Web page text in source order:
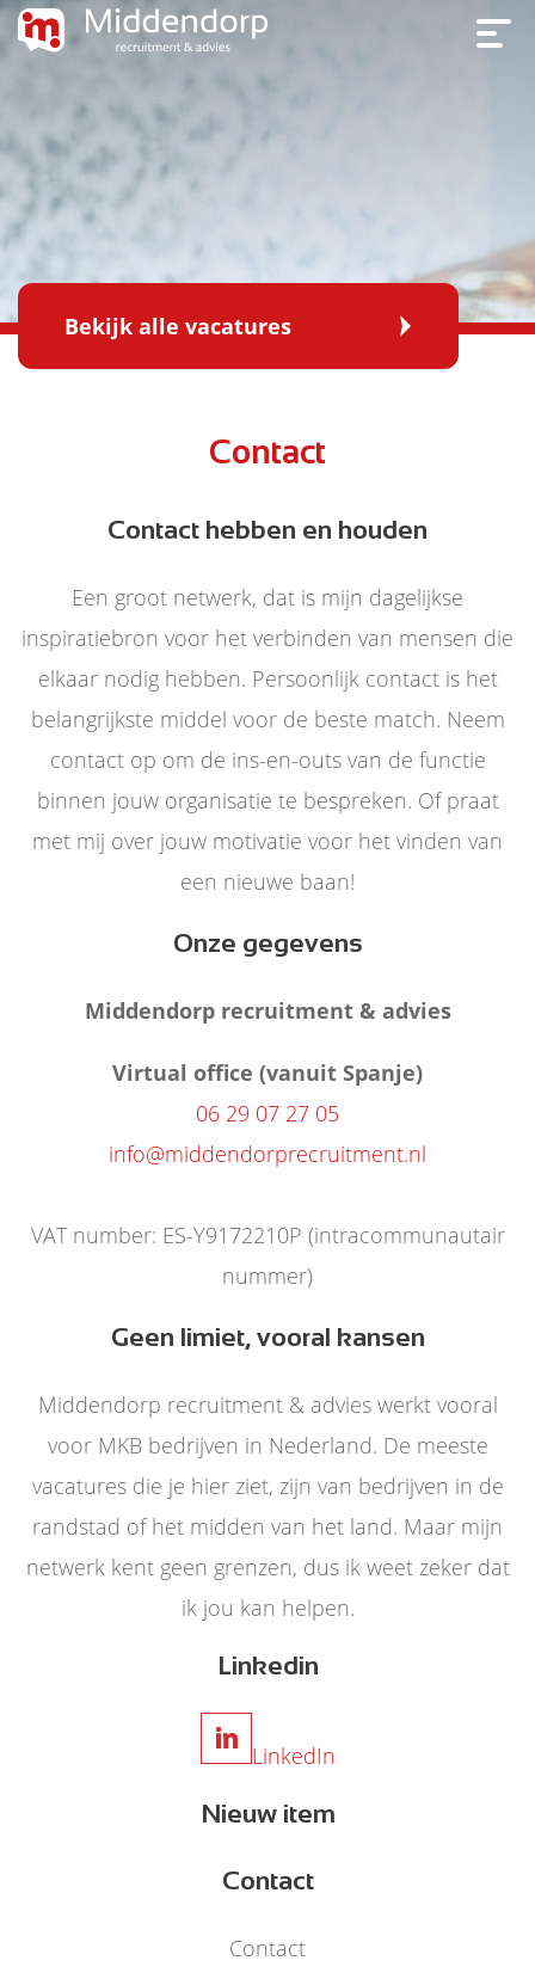
Bekijk alle vacatures
Contact
Contact hebben en houden
Een groot netwerk, dat is mijn dagelijkse
inspiratiebron voor het verbinden van mensen die
elkaar nodig hebben. Persoonlijk contact is het
belangrijkste middel voor de beste match. Neem
contact op om de ins-en-outs van de functie
binnen jouw organisatie te bespreken. Of praat
met mij over jouw motivatie voor het vinden van
een nieuwe baan!
Onze gegevens
Middendorp recruitment & advies
Virtual office (vanuit Spanje)
06 29 07 27 05
info@middendorprecruitment.nl
VAT number: ES-Y9172210P (intracommunautair
nummer)
Geen limiet, vooral kansen
Middendorp recruitment & advies werkt vooral
voor MKB bedrijven in Nederland. De meeste
vacatures die je hier ziet, zijn van bedrijven in de
randstad of het midden van het land. Maar mijn
netwerk kent geen grenzen, dus ik weet zeker dat
ik jou kan helpen.
Linkedin
LinkedIn
Nieuw item
Contact
Contact